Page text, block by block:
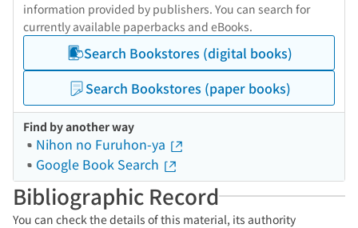
information provided by publishers. You can search for
currently available paperbacks and eBooks.
Search Bookstores (digital books)
Search Bookstores (paper books)
Find by another way
Nihon no Furuhon-ya
Google Book Search
Bibliographic Record
You can check the details of this material, its authority